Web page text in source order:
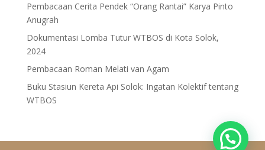
Pembacaan Cerita Pendek “Orang Rantai” Karya Pinto
Anugrah
Dokumentasi Lomba Tutur WTBOS di Kota Solok,
2024
Pembacaan Roman Melati van Agam
Buku Stasiun Kereta Api Solok: Ingatan Kolektif tentang
WTBOS